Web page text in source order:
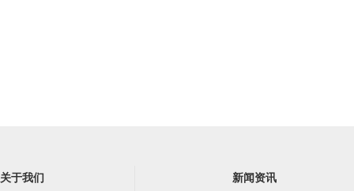
关于我们 新闻资讯